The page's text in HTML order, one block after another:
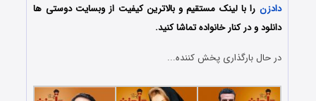
دادزن را با لینک مستقیم و بالاترین کیفیت از وبسایت دوستی ها
دانلود و در کنار خانواده تماشا کنید.
در حال بارگذاری پخش کننده...